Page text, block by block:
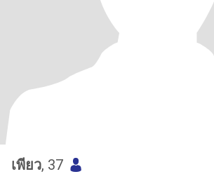
เพียว, 37